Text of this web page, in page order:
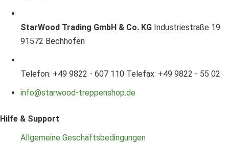
StarWood Trading GmbH & Co. KG Industriestraße 19
91572 Bechhofen
Telefon: +49 9822 - 607 110 Telefax: +49 9822 - 55 02
info@starwood-treppenshop.de
Hilfe & Support
Allgemeine Geschäftsbedingungen